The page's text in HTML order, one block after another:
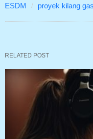
ESDM
proyek kilang
RELATED POST